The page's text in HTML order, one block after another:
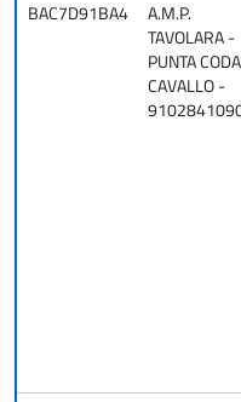
BAC7D91BA4
A.M.P.
TAVOLARA -
PUNTA CODA
CAVALLO -